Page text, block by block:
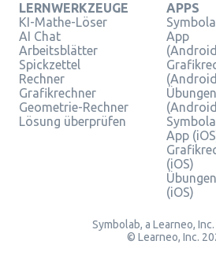
LERNWERKZEUGE
KI-Mathe-Löser
AI Chat
Arbeitsblätter
Spickzettel
Rechner
Grafikrechner
Geometrie-Rechner
Lösung überprüfen
APPS
App
Übungen
App
(iOS)
Übungen
(iOS)
Symbolab, a Learneo,
© Learneo, Inc.